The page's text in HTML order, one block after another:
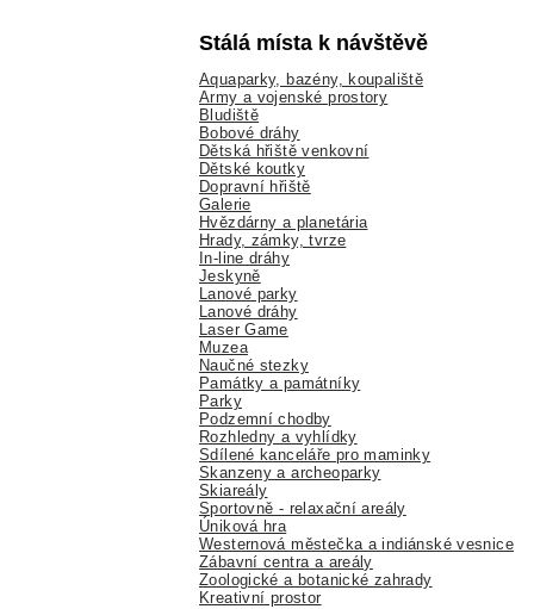
Stálá místa k návštěvě
Aquaparky, bazény, koupaliště
Army a vojenské prostory
Bludiště
Bobové dráhy
Dětská hřiště venkovní
Dětské koutky
Dopravní hřiště
Galerie
Hvězdárny a planetária
Hrady, zámky, tvrze
In-line dráhy
Jeskyně
Lanové parky
Lanové dráhy
Laser Game
Muzea
Naučné stezky
Památky a památníky
Parky
Podzemní chodby
Rozhledny a vyhlídky
Sdílené kanceláře pro maminky
Skanzeny a archeoparky
Skiareály
Sportovně - relaxační areály
Úniková hra
Westernová městečka a indiánské vesnice
Zábavní centra a areály
Zoologické a botanické zahrady
Kreativní prostor